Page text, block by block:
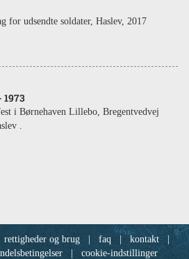
for udsendte soldater, Haslev, 2017
1973
i Børnehaven Lillebo, Bregentvedvej
.
rettigheder og brug | faq | kontakt |
cookie-indstillinger